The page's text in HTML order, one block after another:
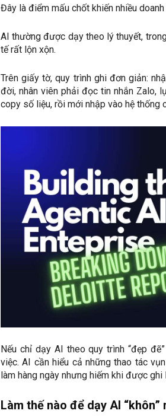
Đây là điểm mấu chốt khiến nhiều
AI thường được dạy theo lý thuyết,
tế rất lộn xộn.
Trên giấy tờ, quy trình ghi đơn giản:
đời, nhân viên phải đọc tin nhắn Zalo,
copy số liệu, rồi mới nhập vào hệ thống
Nếu chỉ dạy AI theo quy trình “đẹp
việc. AI cần hiểu cả những thao tác
làm hàng ngày nhưng hiếm khi được ghi
Làm thế nào để dạy AI “khôn”